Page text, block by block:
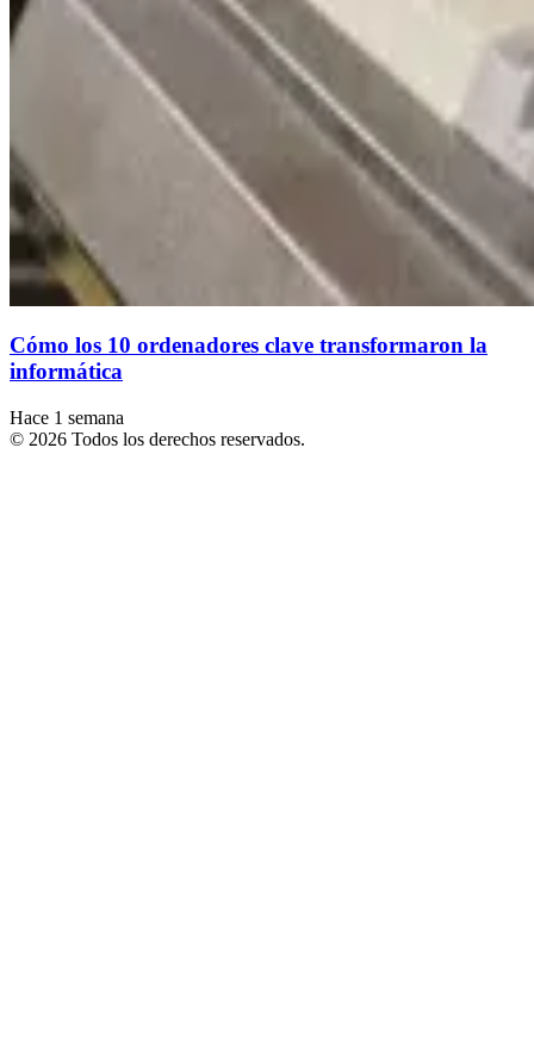
Cómo los 10 ordenadores clave transformaron la
informática
Hace 1 semana
© 2026 Todos los derechos reservados.